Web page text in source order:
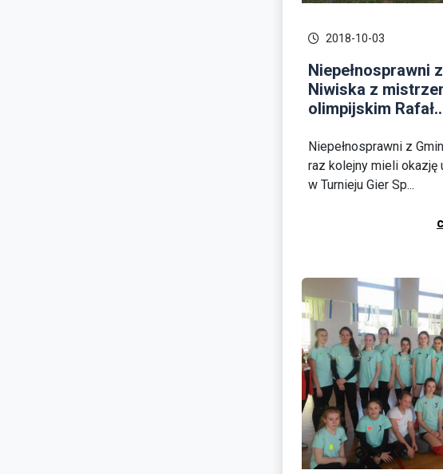
2018-10-03
Niepełnosprawni
Niwiska z
olimpijskim
Niepełnosprawni z
raz kolejny mieli
w Turnieju Gier Sp...